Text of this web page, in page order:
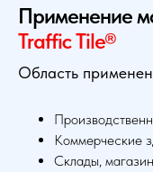
Применение
Traffic Tile®
Область
Коммерческие
Склады,